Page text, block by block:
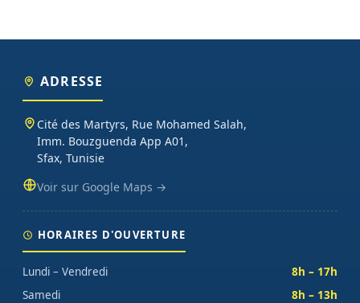
ADRESSE
Cité des Martyrs, Rue Mohamed Salah,
Imm. Bouzguenda App A01,
Sfax, Tunisie
Voir sur Google Maps →
HORAIRES D'OUVERTURE
Lundi – Vendredi
8h – 17h
Samedi
8h – 13h